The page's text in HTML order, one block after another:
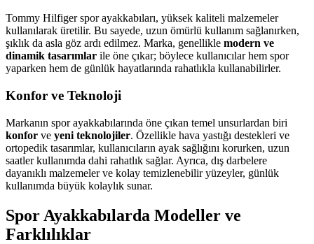
Tommy Hilfiger spor ayakkabıları, yüksek kaliteli malzemeler
kullanılarak üretilir. Bu sayede, uzun ömürlü kullanım sağlanırken,
şıklık da asla göz ardı edilmez. Marka, genellikle modern ve
dinamik tasarımlar ile öne çıkar; böylece kullanıcılar hem spor
yaparken hem de günlük hayatlarında rahatlıkla kullanabilirler.
Konfor ve Teknoloji
Markanın spor ayakkabılarında öne çıkan temel unsurlardan biri
konfor ve yeni teknolojiler. Özellikle hava yastığı destekleri ve
ortopedik tasarımlar, kullanıcıların ayak sağlığını korurken, uzun
saatler kullanımda dahi rahatlık sağlar. Ayrıca, dış darbelere
dayanıklı malzemeler ve kolay temizlenebilir yüzeyler, günlük
kullanımda büyük kolaylık sunar.
Spor Ayakkabılarda Modeller ve
Farklılıklar